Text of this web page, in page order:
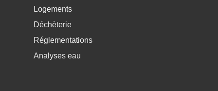
Logements
Déchèterie
Réglementations
Analyses eau